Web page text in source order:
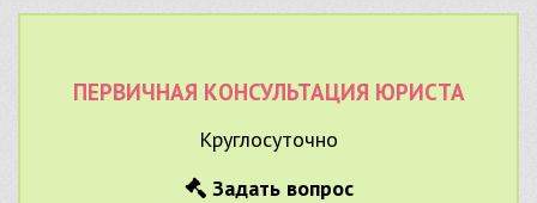
ПЕРВИЧНАЯ КОНСУЛЬТАЦИЯ ЮРИСТА
Круглосуточно
Задать вопрос